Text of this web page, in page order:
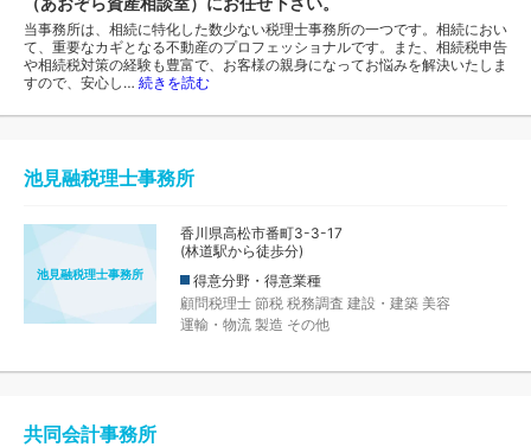
当事務所は、相続に特化した数少ない税理士事務所の一つです。相続におい
て、重要なカギとなる不動産のプロフェッショナルです。また、相続税申告
や相続税対策の経験も豊富で、お客様の親身になってお悩みを解決いたしま
すので、安心し… 続きを読む
池見融税理士事務所
池見融税理士事務所
香川県高松市番町3-3-17
(林道駅から徒歩分)
得意分野・得意業種
顧問税理士 節税 税務調査 建設・建築 美容
運輸・物流 製造 その他
共同会計事務所